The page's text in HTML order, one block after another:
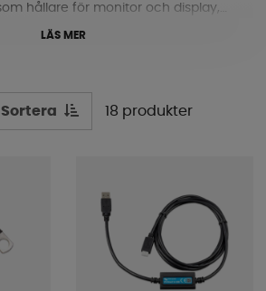
hållare för monitor och display,
och skyddshöljen. Dessa
systemet mot överlast och skador.
LÄS MER
Sortera 18 produkter